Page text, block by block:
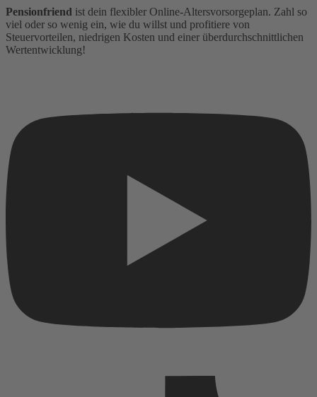
Pensionfriend ist dein flexibler Online-Altersvorsorgeplan. Zahl so
viel oder so wenig ein, wie du willst und profitiere von
Steuervorteilen, niedrigen Kosten und einer überdurchschnittlichen
Wertentwicklung!